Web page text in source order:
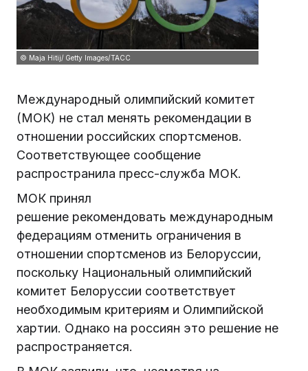
© Maja Hitij/ Getty Images/ТАСС
Международный олимпийский комитет
(МОК) не стал менять рекомендации в
отношении российских спортсменов.
Соответствующее сообщение
распространила пресс-служба МОК.
МОК принял
решение рекомендовать международным
федерациям отменить ограничения в
отношении спортсменов из Белоруссии,
поскольку Национальный олимпийский
комитет Белоруссии соответствует
необходимым критериям и Олимпийской
хартии. Однако на россиян это решение не
распространяется.